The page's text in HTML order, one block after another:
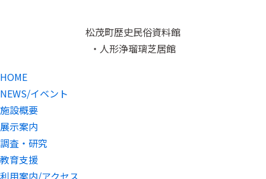
松茂町歴史民俗資料館
・人形浄瑠璃芝居館
HOME
NEWS/イベント
施設概要
展示案内
調査・研究
教育支援
利用案内/アクセス